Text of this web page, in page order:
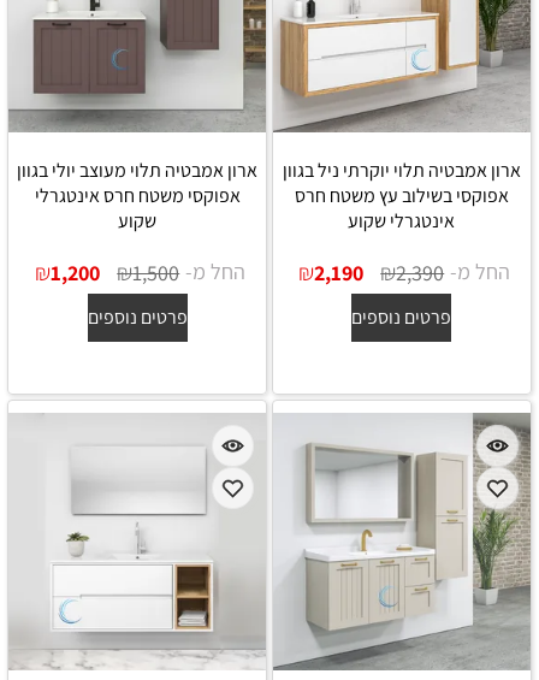
ארון אמבטיה תלוי יוקרתי ניל בגוון
אפוקסי בשילוב עץ משטח חרס
אינטגרלי שקוע
החל מ- ₪2,390
₪2,190
פרטים נוספים
ארון אמבטיה תלוי מעוצב יולי בגוון
אפוקסי משטח חרס אינטגרלי
שקוע
החל מ- ₪1,500
₪1,200
פרטים נוספים